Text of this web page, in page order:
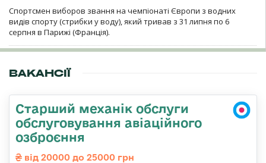
Спортсмен виборов звання на чемпіонаті Європи з водних
видів спорту (стрибки у воду), який тривав з 31 липня по 6
серпня в Парижі (Франція).
ВАКАНСІЇ
Старший механік обслуги
обслуговування авіаційного
озброєння
від 20000 до 25000 грн